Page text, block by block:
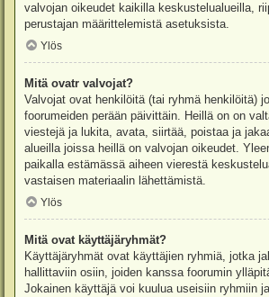
valvojan oikeudet kaikilla keskustelualueilla,
perustajan määrittelemistä asetuksista.
Ylös
Mitä ovatr valvojat?
Valvojat ovat henkilöitä (tai ryhmä henkilöitä)
foorumeiden perään päivittäin. Heillä on on
viestejä ja lukita, avata, siirtää, poistaa ja
alueilla joissa heillä on valvojan oikeudet.
paikalla estämässä aiheen vierestä
vastaisen materiaalin lähettämistä.
Ylös
Mitä ovat käyttäjäryhmät?
Käyttäjäryhmät ovat käyttäjien ryhmiä, jotka
hallittaviin osiin, joiden kanssa foorumin
Jokainen käyttäjä voi kuulua useisiin ryhmiin